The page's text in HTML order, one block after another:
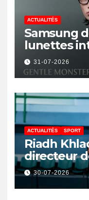
ACTUALITÉS
Samsung
lunettes
avec IA et
31-07-2026
ACTUALITÉS SPORT
Riadh
directeur
Nationale
30-07-2026